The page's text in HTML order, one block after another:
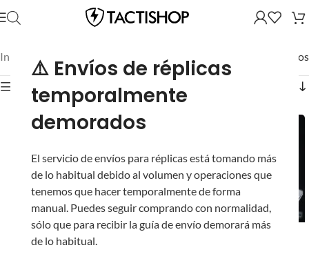
⚠️ Envíos de réplicas
temporalmente
demorados
El servicio de envíos para réplicas está tomando más
de lo habitual debido al volumen y operaciones que
tenemos que hacer temporalmente de forma
manual. Puedes seguir comprando con normalidad,
sólo que para recibir la guía de envío demorará más
de lo habitual.
Inicio Mostrando los 7 resultados
Mostrar filtros
Cargador EMG Strike